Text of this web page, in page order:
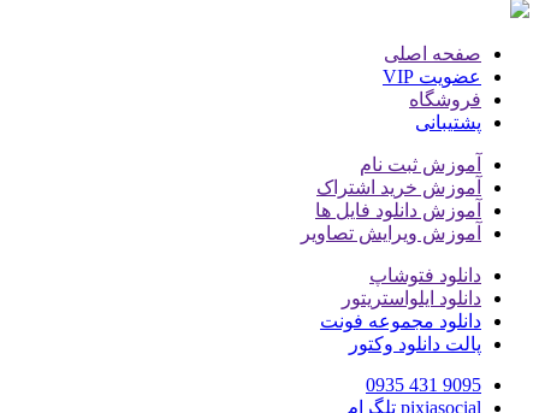
صفحه اصلی
عضویت VIP
فروشگاه
پشتیبانی
آموزش ثبت نام
آموزش خرید اشتراک
آموزش دانلود فایل ها
آموزش ویرایش تصاویر
دانلود فتوشاپ
دانلود ایلواستریتور
دانلود مجموعه فونت
پالت دانلود وکتور
9095 431 0935
pixiasocial تلگرام